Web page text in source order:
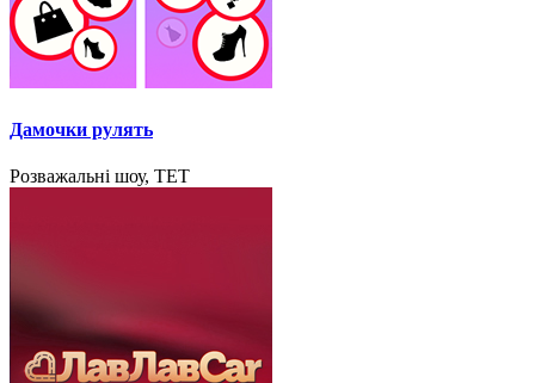
Дамочки рулять
Розважальні шоу, ТЕТ